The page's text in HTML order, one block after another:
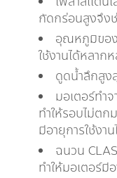
กัดกร่อนสูงจึงช่
อุณหภูมิของ
ใช้งานได้หลาก
ดูดน้ำลึกสูง
มอเตอร์ทำ
ทำให้รอบไม่ตก
มีอายุการใช้งา
ฉนวน
ทำให้มอเตอร์มี